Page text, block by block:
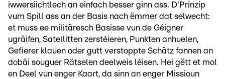
iwwersiichtlech an einfach besser ginn ass. D'Prinzip
vum Spill ass an der Basis nach ëmmer dat selwecht:
et muss ee militäresch Basisse vun de Géigner
ugräifen, Satellitten zerstéieren, Punkten anhuelen,
Gefierer klauen oder gutt verstoppte Schätz fannen an
dobäi souguer Rätselen deelweis léisen. Hei gëtt et mol
en Deel vun enger Kaart, da sinn an enger Missioun